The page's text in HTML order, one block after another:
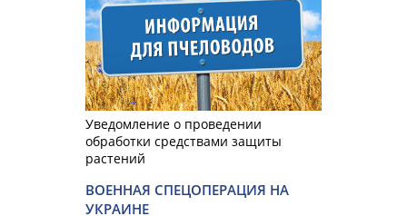
Уведомление о проведении
обработки средствами защиты
растений
ВОЕННАЯ СПЕЦОПЕРАЦИЯ НА
УКРАИНЕ